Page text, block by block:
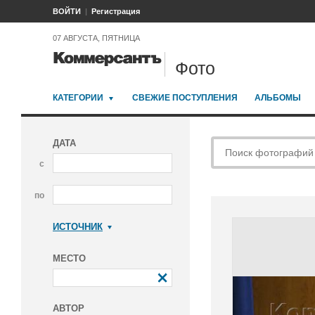
ВОЙТИ Регистрация
07 АВГУСТА, ПЯТНИЦА
Фото
КАТЕГОРИИ СВЕЖИЕ ПОСТУПЛЕНИЯ АЛЬБОМЫ
ДАТА
с
по
ИСТОЧНИК
МЕСТО
АВТОР